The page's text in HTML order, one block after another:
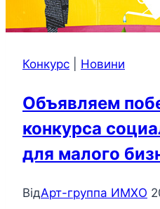
Конкурс Новини
Объявляем
конкурса
для малого
ВідАрт-группа ИМХО